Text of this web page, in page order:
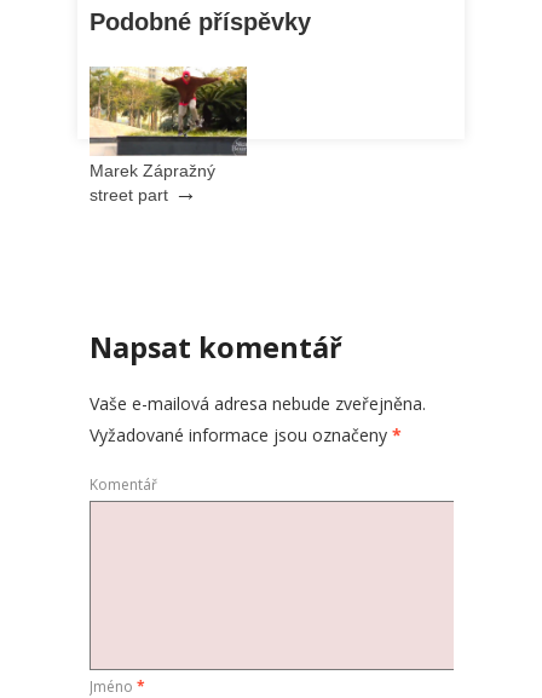
Podobné příspěvky
Marek Zápražný
street part →
Napsat komentář
Vaše e-mailová adresa nebude zveřejněna.
Vyžadované informace jsou označeny *
Komentář
Jméno *